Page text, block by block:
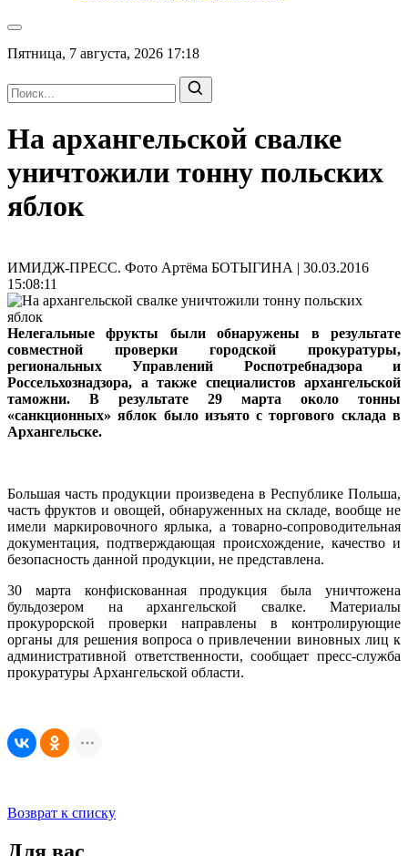
Пятница, 7 августа, 2026 17:18
На архангельской свалке
уничтожили тонну польских
яблок
ИМИДЖ-ПРЕСС. Фото Артёма БОТЫГИНА | 30.03.2016
15:08:11
Нелегальные фрукты были обнаружены в результате
совместной проверки городской прокуратуры,
региональных Управлений Роспотребнадзора и
Россельхознадзора, а также специалистов архангельской
таможни. В результате 29 марта около тонны
«санкционных» яблок было изъято с торгового склада в
Архангельске.
Большая часть продукции произведена в Республике Польша,
часть фруктов и овощей, обнаруженных на складе, вообще не
имели маркировочного ярлыка, а товарно-сопроводительная
документация, подтверждающая происхождение, качество и
безопасность данной продукции, не представлена.
30 марта конфискованная продукция была уничтожена
бульдозером на архангельской свалке. Материалы
прокурорской проверки направлены в контролирующие
органы для решения вопроса о привлечении виновных лиц к
административной ответственности, сообщает пресс-служба
прокуратуры Архангельской области.
Возврат к списку
Для вас